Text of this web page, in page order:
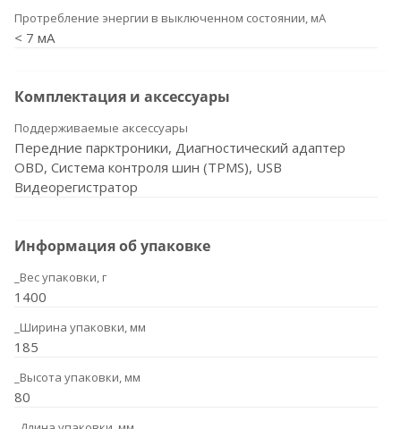
Протребление энергии в выключенном состоянии, мА
< 7 мА
Комплектация и аксессуары
Поддерживаемые аксессуары
Передние парктроники, Диагностический адаптер
OBD, Система контроля шин (TPMS), USB
Видеорегистратор
Информация об упаковке
_Вес упаковки, г
1400
_Ширина упаковки, мм
185
_Высота упаковки, мм
80